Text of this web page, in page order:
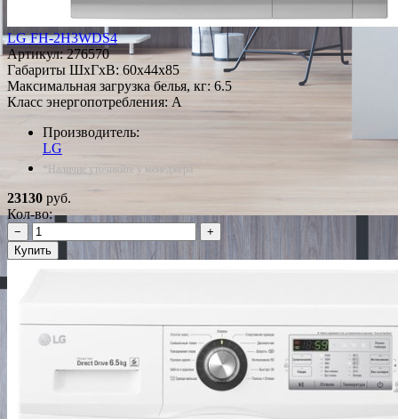
LG FH-2H3WDS4
Артикул:276570
Габариты ШxГxВ: 60x44x85
Максимальная загрузка белья, кг: 6.5
Класс энергопотребления: A
Производитель:
LG
*Наличие уточняйте у менеджера
23130 руб.
Кол-во:
−
+
Купить